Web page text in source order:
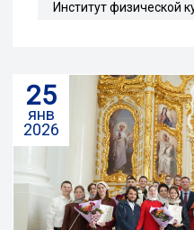
Институт физической
25
янв
2026